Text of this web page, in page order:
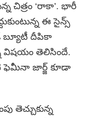
చిత్రం ‘రాకా’. భారీ
ఈ సైన్స్
బ్యూటీ దీపికా
విషయం తెలిసిందే.
జార్జ్ కూడా
తెచ్చుకున్న